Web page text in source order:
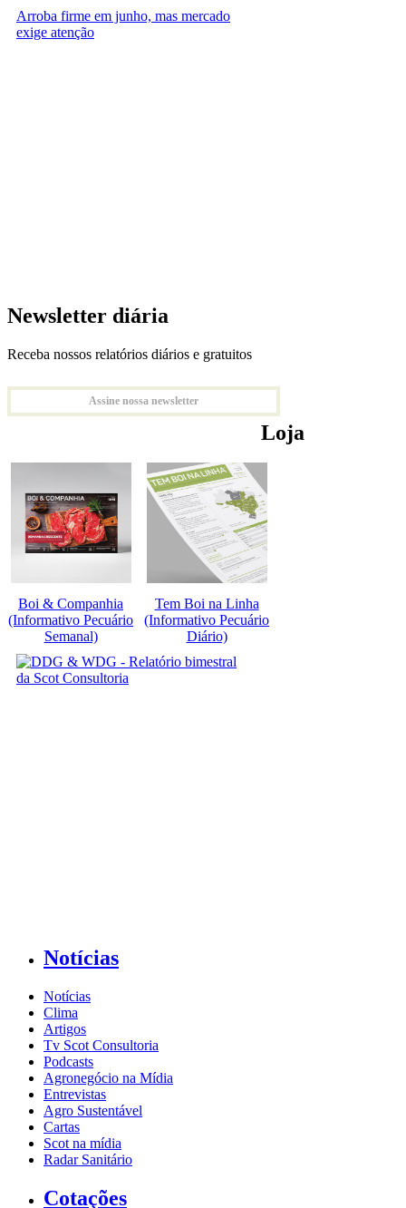
Arroba firme em junho, mas mercado
exige atenção
Newsletter diária
Receba nossos relatórios diários e gratuitos
Assine nossa newsletter
Loja
Boi & Companhia
(Informativo Pecuário
Semanal)
Tem Boi na Linha
(Informativo Pecuário
Diário)
Notícias
Notícias
Clima
Artigos
Tv Scot Consultoria
Podcasts
Agronegócio na Mídia
Entrevistas
Agro Sustentável
Cartas
Scot na mídia
Radar Sanitário
Cotações